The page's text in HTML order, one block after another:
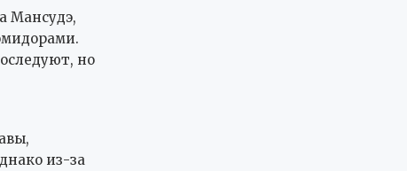
Мансудэ,
но
из-за